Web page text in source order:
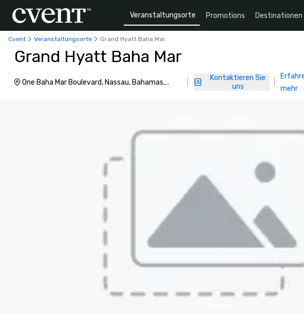
Veranstaltungsorte Promotions Destinationen
Cvent Veranstaltungsorte Grand Hyatt Baha Mar
Grand Hyatt Baha Mar
One Baha Mar Boulevard, Nassau, Bahamas,
Kontaktieren Sie
uns
mehr